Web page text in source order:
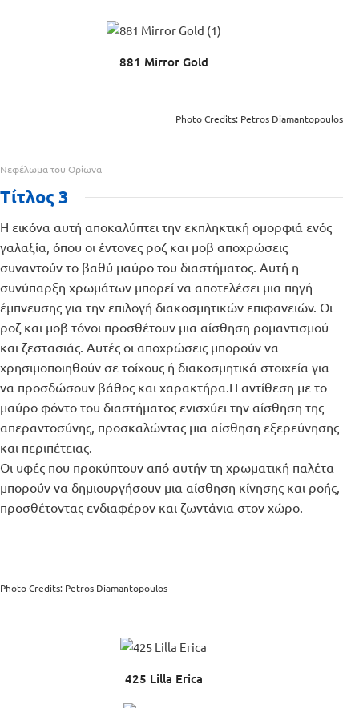
881 Mirror Gold
Photo Credits: Petros Diamantopoulos
Νεφέλωμα του Ορίωνα
Τίτλος 3
Η εικόνα αυτή αποκαλύπτει την εκπληκτική ομορφιά ενός
γαλαξία, όπου οι έντονες ροζ και μοβ αποχρώσεις
συναντούν το βαθύ μαύρο του διαστήματος. Αυτή η
συνύπαρξη χρωμάτων μπορεί να αποτελέσει μια πηγή
έμπνευσης για την επιλογή διακοσμητικών επιφανειών. Οι
ροζ και μοβ τόνοι προσθέτουν μια αίσθηση ρομαντισμού
και ζεστασιάς. Αυτές οι αποχρώσεις μπορούν να
χρησιμοποιηθούν σε τοίχους ή διακοσμητικά στοιχεία για
να προσδώσουν βάθος και χαρακτήρα.Η αντίθεση με το
μαύρο φόντο του διαστήματος ενισχύει την αίσθηση της
απεραντοσύνης, προσκαλώντας μια αίσθηση εξερεύνησης
και περιπέτειας.
Οι υφές που προκύπτουν από αυτήν τη χρωματική παλέτα
μπορούν να δημιουργήσουν μια αίσθηση κίνησης και ροής,
προσθέτοντας ενδιαφέρον και ζωντάνια στον χώρο.
Photo Credits: Petros Diamantopoulos
425 Lilla Erica